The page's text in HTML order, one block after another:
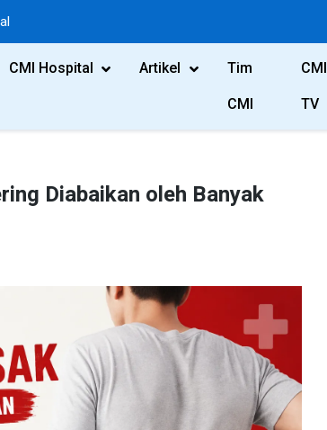
CMI Hospital Artikel Tim
CMI
CMI
TV
Diabaikan oleh Banyak